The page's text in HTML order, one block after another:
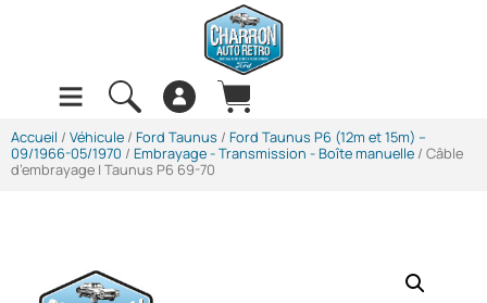
Accueil / Véhicule / Ford Taunus / Ford Taunus P6 (12m et 15m) --
09/1966-05/1970 / Embrayage - Transmission - Boîte manuelle / Câble
d’embrayage | Taunus P6 69-70